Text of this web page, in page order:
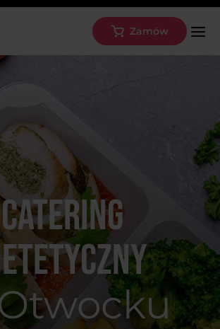
Zamów
Catering